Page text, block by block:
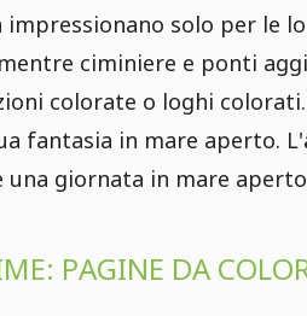
impressionano solo per le
ciminiere e ponti
colorate o loghi
fantasia in mare aperto. L'
giornata in mare
PAGINE DA